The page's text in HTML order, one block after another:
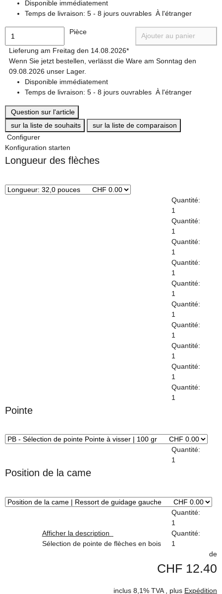
Disponible immédiatement
Temps de livraison: 5 - 8 jours ouvrables À l'étranger
Pièce
Ajouter au panier
Lieferung am Freitag den 14.08.2026*
Wenn Sie jetzt bestellen, verlässt die Ware am Sonntag den
09.08.2026 unser Lager.
Disponible immédiatement
Temps de livraison: 5 - 8 jours ouvrables À l'étranger
Question sur l'article
sur la liste de souhaits
sur la liste de comparaison
Configurer
Konfiguration starten
Longueur des flèches
Quantité:
1
Quantité:
1
Quantité:
1
Quantité:
1
Quantité:
1
Quantité:
1
Quantité:
1
Quantité:
1
Quantité:
1
Quantité:
1
Pointe
Quantité:
1
Position de la came
Quantité:
1
Afficher la description
Sélection de pointe de flèches en bois
Quantité:
1
de
CHF 12.40
inclus 8,1% TVA , plus Expédition